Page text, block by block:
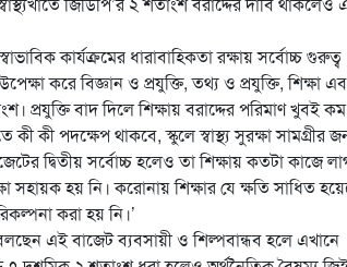
কার্যক্রমের ধারাবাহিকতা রক্ষায় সর্বোচ্চ গুরুত্ব
করে বিজ্ঞান ও প্রযুক্তি, তথ্য ও প্রযুক্তি, শিক্ষা
প্রযুক্তি বাদ দিলে শিক্ষায় বরাদ্দের পরিমাণ খুবই
কী কী পদক্ষেপ থাকবে, স্কুলে স্বাস্থ্য সুরক্ষা সামগ্রীর
দ্বিতীয় সর্বোচ্চ হলেও তা শিক্ষায় কতটা কাজে
সহায়ক হয় নি। করোনায় শিক্ষার যে ক্ষতি সাধিত
করা হয় নি।’
এই বাজেট ব্যবসায়ী ও শিল্পবান্ধব হলে এখানে